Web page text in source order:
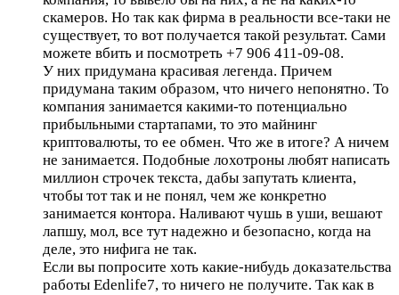
скамеров. Но так как фирма в реальности все-таки не
существует, то вот получается такой результат. Сами
можете вбить и посмотреть +7 906 411-09-08.
У них придумана красивая легенда. Причем
придумана таким образом, что ничего непонятно. То
компания занимается какими-то потенциально
прибыльными стартапами, то это майнинг
криптовалюты, то ее обмен. Что же в итоге? А ничем
не занимается. Подобные лохотроны любят написать
миллион строчек текста, дабы запутать клиента,
чтобы тот так и не понял, чем же конкретно
занимается контора. Наливают чушь в уши, вешают
лапшу, мол, все тут надежно и безопасно, когда на
деле, это нифига не так.
Если вы попросите хоть какие-нибудь доказательства
работы Edenlife7, то ничего не получите. Так как в